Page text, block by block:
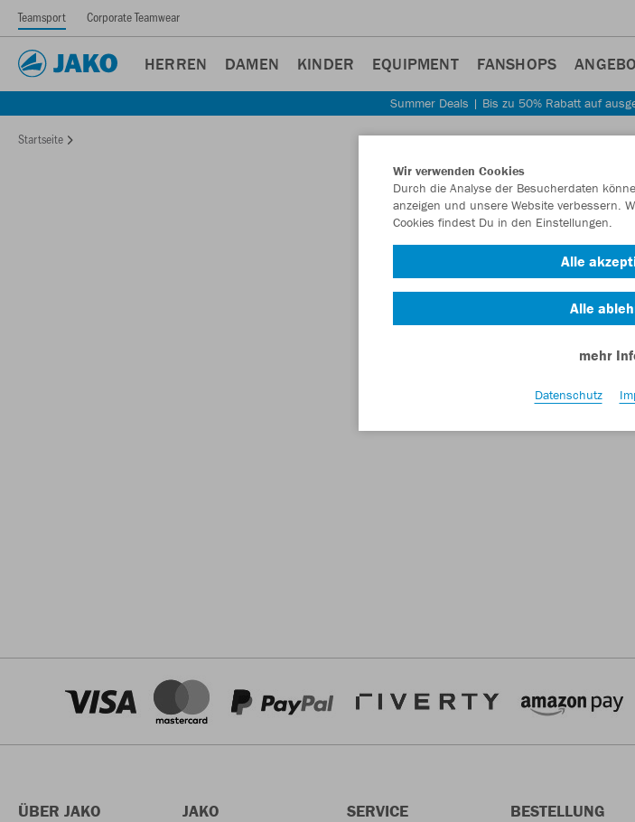
Teamsport Corporate Teamwear
HERREN DAMEN KINDER EQUIPMENT FANSHOPS
Summer Deals | Bis zu 50% Rabatt auf
Startseite
ÜBER JAKO
JAKO
SERVICE
BESTELLUNG
Wir verwenden Cookies
Durch die Analyse der Besucherdaten
anzeigen und unsere Website verbessern.
Cookies findest Du in den Einstellungen.
Alle
Alle
mehr
Datenschutz